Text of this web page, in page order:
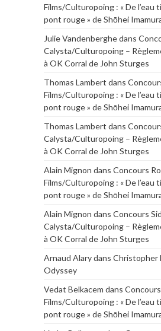
Films/Culturopoing : « De l’eau
pont rouge » de Shōhei
Julie Vandenberghedans
Calysta/Culturopoing –
à OK Corral de John Sturges
Thomas Lambert dans
Films/Culturopoing : « De l’eau
pont rouge » de Shōhei
Thomas Lambert dans
Calysta/Culturopoing –
à OK Corral de John Sturges
Alain Mignon dans Concours
Films/Culturopoing : « De l’eau
pont rouge » de Shōhei
Alain Mignon dans Concours
Calysta/Culturopoing –
à OK Corral de John Sturges
Arnaud Alarydans Christopher
Odyssey
Vedat Belkacem dans
Films/Culturopoing : « De l’eau
pont rouge » de Shōhei